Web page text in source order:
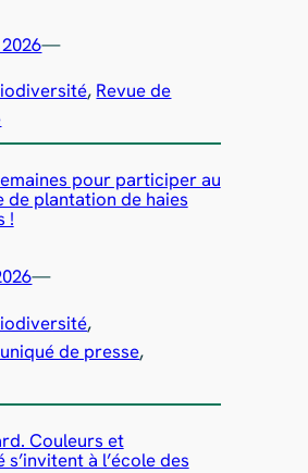
—
, Revue de
pour participer au
de plantation de haies
!
—
de presse
Couleurs et
à l’école des